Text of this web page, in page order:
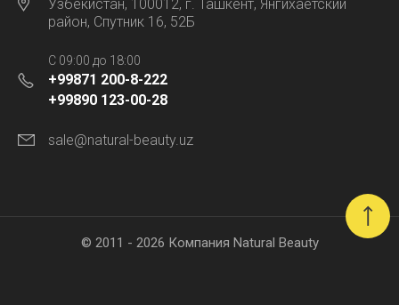
Узбекистан, 100012, г. Ташкент, Янгихаётский
район, Спутник 16, 52Б
C 09:00 до 18:00
+99871 200-8-222
+99890 123-00-28
sale@natural-beauty.uz
© 2011 - 2026 Компания Natural Beauty